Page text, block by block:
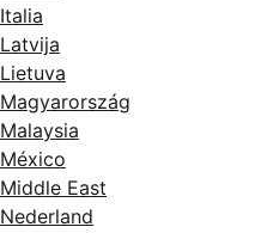
Italia
Latvija
Lietuva
Magyarország
Malaysia
México
Middle East
Nederland